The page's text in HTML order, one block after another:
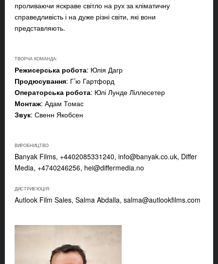
проливаючи яскраве світло на рух за кліматичну
справедливість і на дуже різні світи, які вони
представляють.
ТВОРЧА КОМАНДА:
Режисерська робота: Юлія Дагр
Продюсування: Г’ю Гартфорд
Операторська робота: Юлі Лунде Ліллесетер
Монтаж: Адам Томас
Звук: Свенн Якобсен
ВИРОБНИЦТВО
Banyak Films, +4402085331240, info@banyak.co.uk, Differ
Media, +4740246256, hei@differmedia.no
ДИСТРИБ'ЮЦІЯ:
Autlook Film Sales, Salma Abdalla, salma@autlookfilms.com